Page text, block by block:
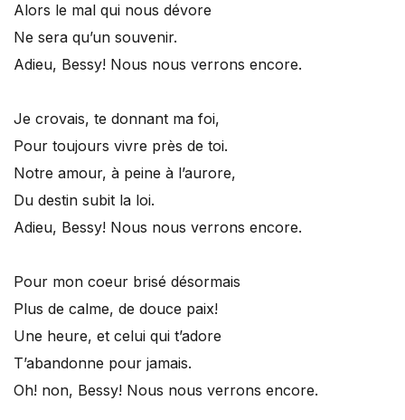
Alors le mal qui nous dévore
Ne sera qu’un souvenir.
Adieu, Bessy! Nous nous verrons encore.
Je crovais, te donnant ma foi,
Pour toujours vivre près de toi.
Notre amour, à peine à l’aurore,
Du destin subit la loi.
Adieu, Bessy! Nous nous verrons encore.
Pour mon coeur brisé désormais
Plus de calme, de douce paix!
Une heure, et celui qui t’adore
T’abandonne pour jamais.
Oh! non, Bessy! Nous nous verrons encore.